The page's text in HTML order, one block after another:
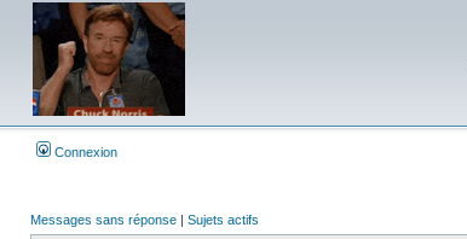
Connexion
Messages sans réponse | Sujets actifs